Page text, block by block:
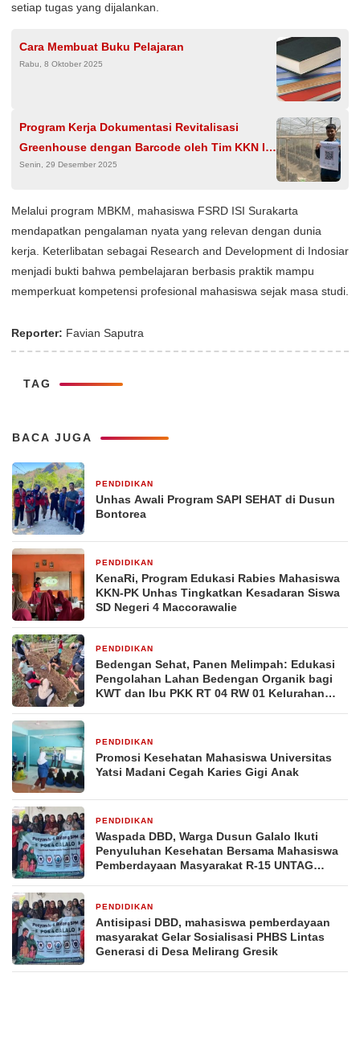
setiap tugas yang dijalankan.
Cara Membuat Buku Pelajaran
Rabu, 8 Oktober 2025
Program Kerja Dokumentasi Revitalisasi
Greenhouse dengan Barcode oleh Tim KKN II
Undip di Desa Bono
Senin, 29 Desember 2025
Melalui program MBKM, mahasiswa FSRD ISI Surakarta
mendapatkan pengalaman nyata yang relevan dengan dunia
kerja. Keterlibatan sebagai Research and Development di Indosiar
menjadi bukti bahwa pembelajaran berbasis praktik mampu
memperkuat kompetensi profesional mahasiswa sejak masa studi.
Reporter: Favian Saputra
TAG
BACA JUGA
PENDIDIKAN
Unhas Awali Program SAPI SEHAT di Dusun
Bontorea
PENDIDIKAN
KenaRi, Program Edukasi Rabies Mahasiswa
KKN-PK Unhas Tingkatkan Kesadaran Siswa
SD Negeri 4 Maccorawalie
PENDIDIKAN
Bedengan Sehat, Panen Melimpah: Edukasi
Pengolahan Lahan Bedengan Organik bagi
KWT dan Ibu PKK RT 04 RW 01 Kelurahan
PENDIDIKAN
Promosi Kesehatan Mahasiswa Universitas
Yatsi Madani Cegah Karies Gigi Anak
PENDIDIKAN
Waspada DBD, Warga Dusun Galalo Ikuti
Penyuluhan Kesehatan Bersama Mahasiswa
Pemberdayaan Masyarakat R-15 UNTAG
PENDIDIKAN
Antisipasi DBD, mahasiswa pemberdayaan
masyarakat Gelar Sosialisasi PHBS Lintas
Generasi di Desa Melirang Gresik